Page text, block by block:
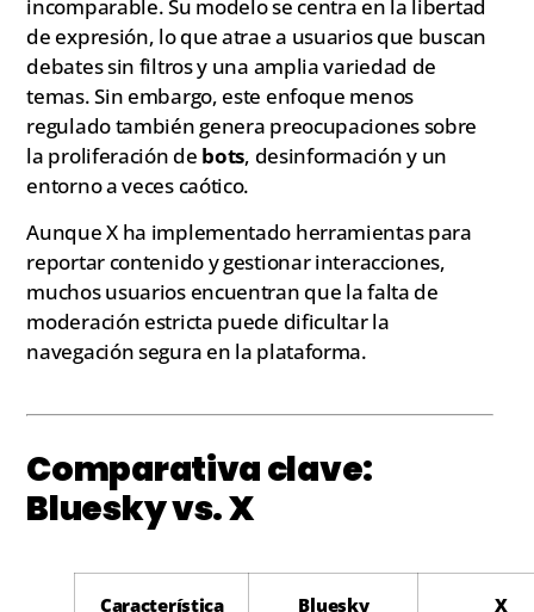
incomparable. Su modelo se centra en la libertad
de expresión, lo que atrae a usuarios que buscan
debates sin filtros y una amplia variedad de
temas. Sin embargo, este enfoque menos
regulado también genera preocupaciones sobre
la proliferación de bots, desinformación y un
entorno a veces caótico.
Aunque X ha implementado herramientas para
reportar contenido y gestionar interacciones,
muchos usuarios encuentran que la falta de
moderación estricta puede dificultar la
navegación segura en la plataforma.
Comparativa clave:
Bluesky vs. X
Característica Bluesky X